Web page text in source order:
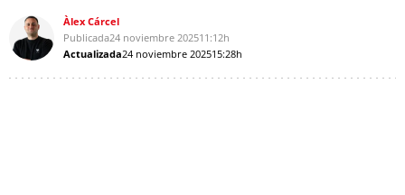
Àlex Cárcel
Publicada24 noviembre 202511:12h
Actualizada24 noviembre 202515:28h